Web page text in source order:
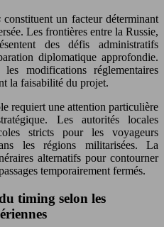
constituent un facteur déterminant
Les frontières entre la Russie,
des défis administratifs
diplomatique approfondie.
modifications réglementaires
la faisabilité du projet.
requiert une attention particulière
Les autorités locales
stricts pour les voyageurs
les régions militarisées. La
alternatifs pour contourner
temporairement fermés.
timing selon les